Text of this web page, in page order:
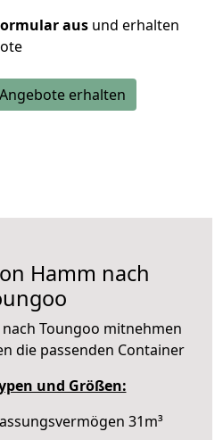
aus und erhalten
erhalten
Hamm nach
nach Toungoo mitnehmen
die passenden Container
und Größen:
31m³